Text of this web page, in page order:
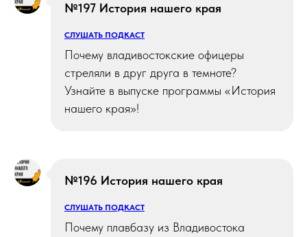
№197 История нашего края
СЛУШАТЬ ПОДКАСТ
Почему владивостокские офицеры
стреляли в друг друга в темноте?
Узнайте в выпуске программы «История
нашего края»!
№196 История нашего края
СЛУШАТЬ ПОДКАСТ
Почему плавбазу из Владивостока